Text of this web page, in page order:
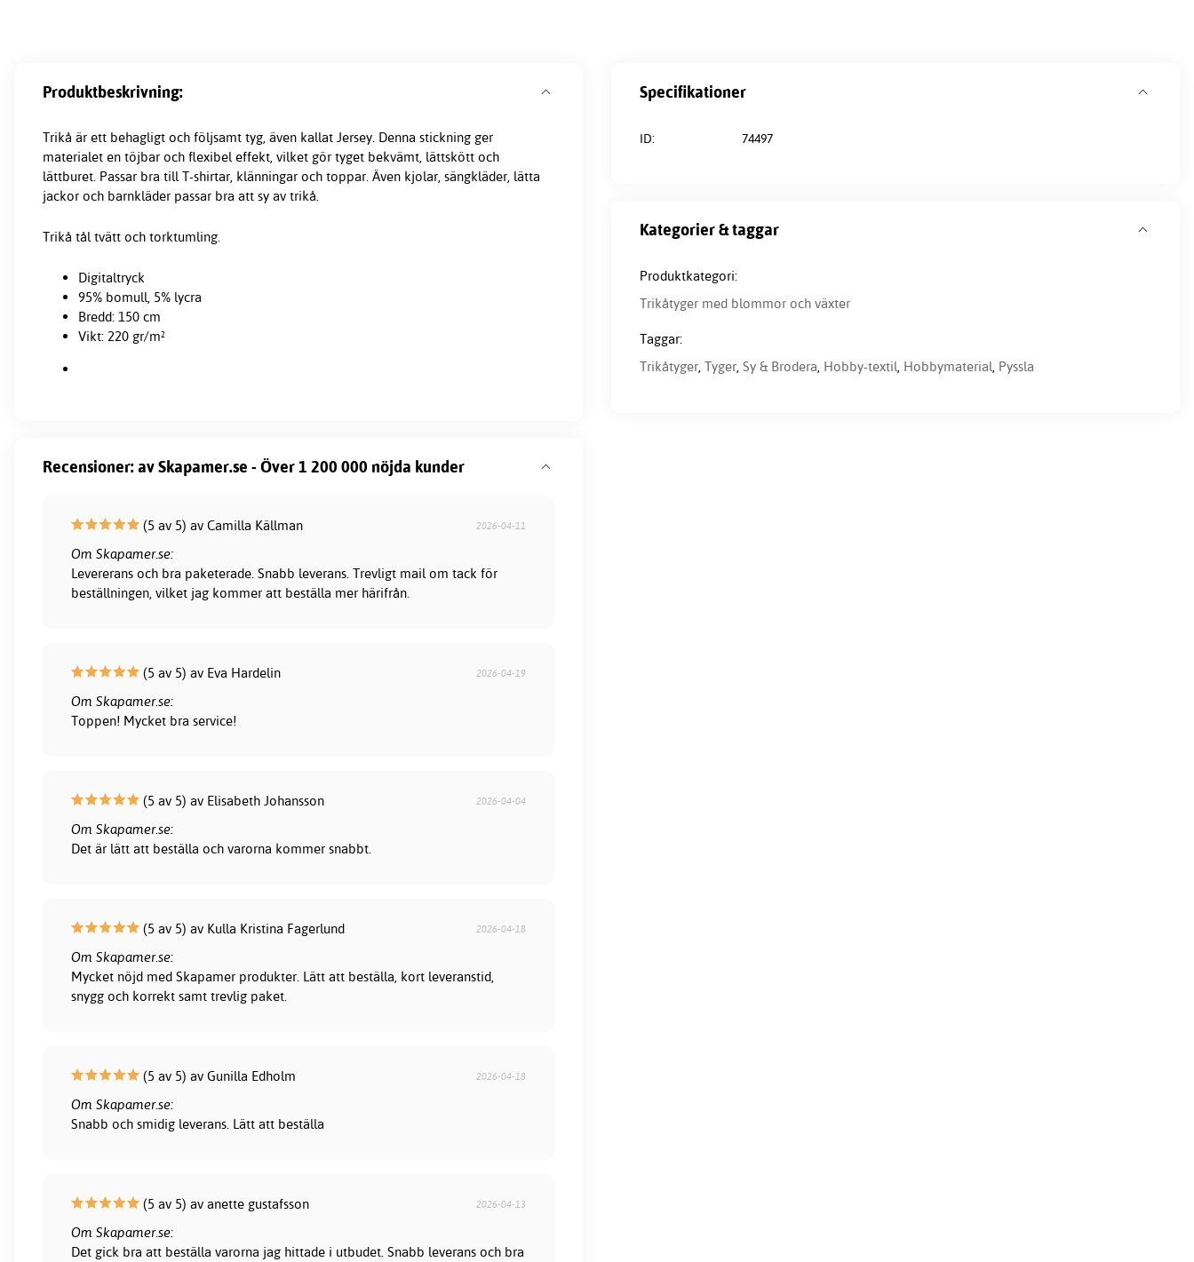
Produktbeskrivning:
Trikå är ett behagligt och följsamt tyg, även kallat Jersey. Denna stickning ger
materialet en töjbar och flexibel effekt, vilket gör tyget bekvämt, lättskött och
lättburet. Passar bra till T-shirtar, klänningar och toppar. Även kjolar, sängkläder, lätta
jackor och barnkläder passar bra att sy av trikå.
Trikå tål tvätt och torktumling.
Digitaltryck
95% bomull, 5% lycra
Bredd: 150 cm
Vikt: 220 gr/m²
Specifikationer
ID: 74497
Kategorier & taggar
Produktkategori:
Trikåtyger med blommor och växter
Taggar:
Trikåtyger, Tyger, Sy & Brodera, Hobby-textil, Hobbymaterial, Pyssla
Recensioner: av Skapamer.se - Över 1 200 000 nöjda kunder
(5 av 5) av Camilla Källman 2026-04-11
Om Skapamer.se:
Levererans och bra paketerade. Snabb leverans. Trevligt mail om tack för
beställningen, vilket jag kommer att beställa mer härifrån.
(5 av 5) av Eva Hardelin 2026-04-19
Om Skapamer.se:
Toppen! Mycket bra service!
(5 av 5) av Elisabeth Johansson 2026-04-04
Om Skapamer.se:
Det är lätt att beställa och varorna kommer snabbt.
(5 av 5) av Kulla Kristina Fagerlund 2026-04-18
Om Skapamer.se:
Mycket nöjd med Skapamer produkter. Lätt att beställa, kort leveranstid,
snygg och korrekt samt trevlig paket.
(5 av 5) av Gunilla Edholm 2026-04-18
Om Skapamer.se:
Snabb och smidig leverans. Lätt att beställa
(5 av 5) av anette gustafsson 2026-04-13
Om Skapamer.se:
Det gick bra att beställa varorna jag hittade i utbudet. Snabb leverans och bra